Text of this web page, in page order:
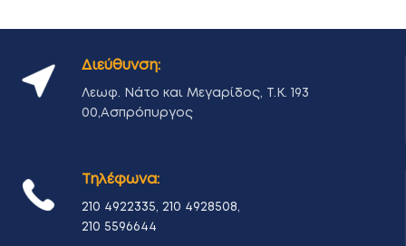
Διεύθυνση:
Λεωφ. Νάτο και Μεγαρίδος, Τ.Κ. 193
00,Ασπρόπυργος
Τηλέφωνα:
210 4922335, 210 4928508,
210 5596644